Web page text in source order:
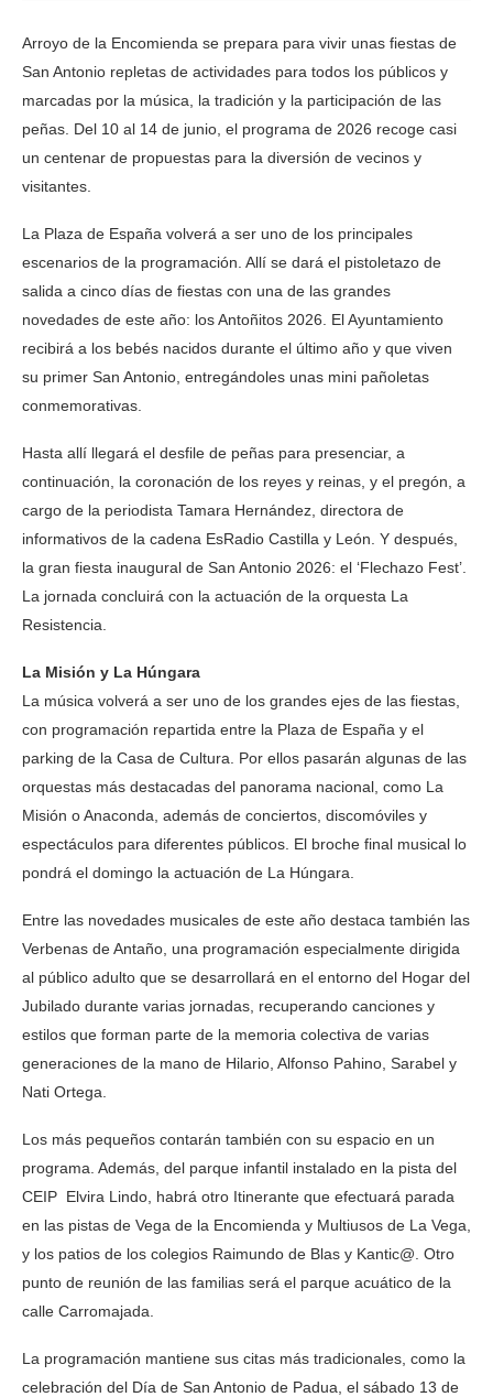
Arroyo de la Encomienda se prepara para vivir unas fiestas de
San Antonio repletas de actividades para todos los públicos y
marcadas por la música, la tradición y la participación de las
peñas. Del 10 al 14 de junio, el programa de 2026 recoge casi
un centenar de propuestas para la diversión de vecinos y
visitantes.
La Plaza de España volverá a ser uno de los principales
escenarios de la programación. Allí se dará el pistoletazo de
salida a cinco días de fiestas con una de las grandes
novedades de este año: los Antoñitos 2026. El Ayuntamiento
recibirá a los bebés nacidos durante el último año y que viven
su primer San Antonio, entregándoles unas mini pañoletas
conmemorativas.
Hasta allí llegará el desfile de peñas para presenciar, a
continuación, la coronación de los reyes y reinas, y el pregón, a
cargo de la periodista Tamara Hernández, directora de
informativos de la cadena EsRadio Castilla y León. Y después,
la gran fiesta inaugural de San Antonio 2026: el ‘Flechazo Fest’.
La jornada concluirá con la actuación de la orquesta La
Resistencia.
La Misión y La Húngara
La música volverá a ser uno de los grandes ejes de las fiestas,
con programación repartida entre la Plaza de España y el
parking de la Casa de Cultura. Por ellos pasarán algunas de las
orquestas más destacadas del panorama nacional, como La
Misión o Anaconda, además de conciertos, discomóviles y
espectáculos para diferentes públicos. El broche final musical lo
pondrá el domingo la actuación de La Húngara.
Entre las novedades musicales de este año destaca también las
Verbenas de Antaño, una programación especialmente dirigida
al público adulto que se desarrollará en el entorno del Hogar del
Jubilado durante varias jornadas, recuperando canciones y
estilos que forman parte de la memoria colectiva de varias
generaciones de la mano de Hilario, Alfonso Pahino, Sarabel y
Nati Ortega.
Los más pequeños contarán también con su espacio en un
programa. Además, del parque infantil instalado en la pista del
CEIP Elvira Lindo, habrá otro Itinerante que efectuará parada
en las pistas de Vega de la Encomienda y Multiusos de La Vega,
y los patios de los colegios Raimundo de Blas y Kantic@. Otro
punto de reunión de las familias será el parque acuático de la
calle Carromajada.
La programación mantiene sus citas más tradicionales, como la
celebración del Día de San Antonio de Padua, el sábado 13 de